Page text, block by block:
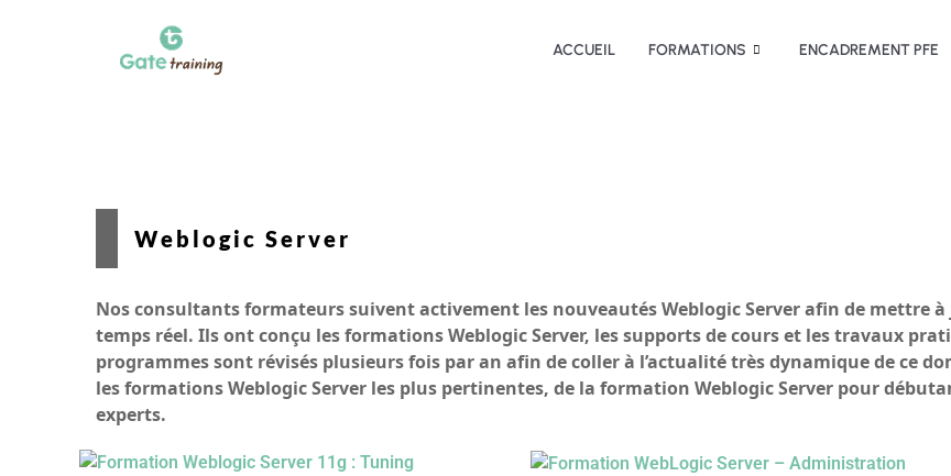
ACCUEIL FORMATIONS ENCADREMENT PFE
Weblogic Server
Nos consultants formateurs suivent activement les nouveautés Weblogic Server afin de mettre
temps réel. Ils ont conçu les formations Weblogic Server, les supports de cours et les travaux
programmes sont révisés plusieurs fois par an afin de coller à l’actualité très dynamique de ce
les formations Weblogic Server les plus pertinentes, de la formation Weblogic Server pour
experts.